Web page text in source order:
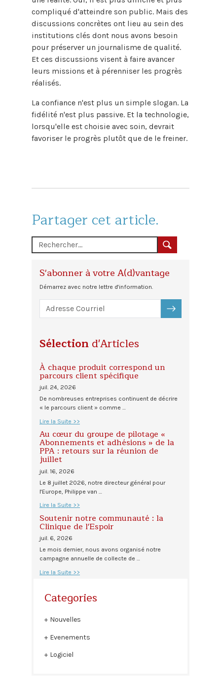
compliqué d'atteindre son public. Mais des
discussions concrètes ont lieu au sein des
institutions clés dont nous avons besoin
pour préserver un journalisme de qualité.
Et ces discussions visent à faire avancer
leurs missions et à pérenniser les progrès
réalisés.
La confiance n'est plus un simple slogan. La
fidélité n'est plus passive. Et la technologie,
lorsqu'elle est choisie avec soin, devrait
favoriser le progrès plutôt que de le freiner.
Partager cet article.
S'abonner à votre A(d)vantage
Démarrez avec notre lettre d'information.
S'ABONNER
Sélection d'Articles
À chaque produit correspond un
parcours client spécifique
juil. 24, 2026
De nombreuses entreprises continuent de décrire
« le parcours client » comme …
Lire la Suite >>
Au cœur du groupe de pilotage «
Abonnements et adhésions » de la
PPA : retours sur la réunion de
juillet
juil. 16, 2026
Le 8 juillet 2026, notre directeur général pour
l'Europe, Philippe van …
Lire la Suite >>
Soutenir notre communauté : la
Clinique de l'Espoir
juil. 6, 2026
Le mois dernier, nous avons organisé notre
campagne annuelle de collecte de …
Lire la Suite >>
Categories
Nouvelles
Evenements
Logiciel